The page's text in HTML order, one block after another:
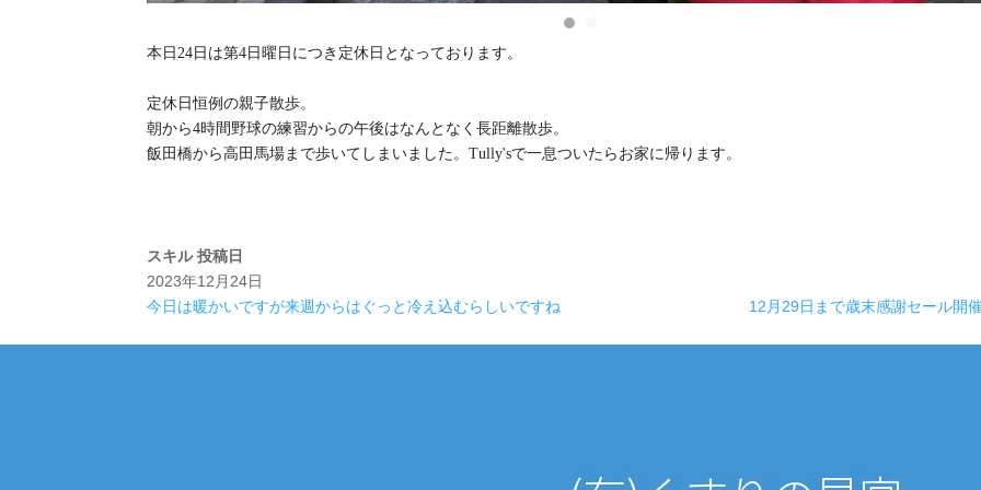
本日24日は第4日曜日につき定休日となっております。
定休日恒例の親子散歩。
朝から4時間野球の練習からの午後はなんとなく長距離散歩。
飯田橋から高田馬場まで歩いてしまいました。Tully'sで一息ついたらお家に帰ります。
スキル 投稿日
2023年12月24日
今日は暖かいですが来週からはぐっと冷え込むらしいですね
12月29日まで歳末感謝セール開